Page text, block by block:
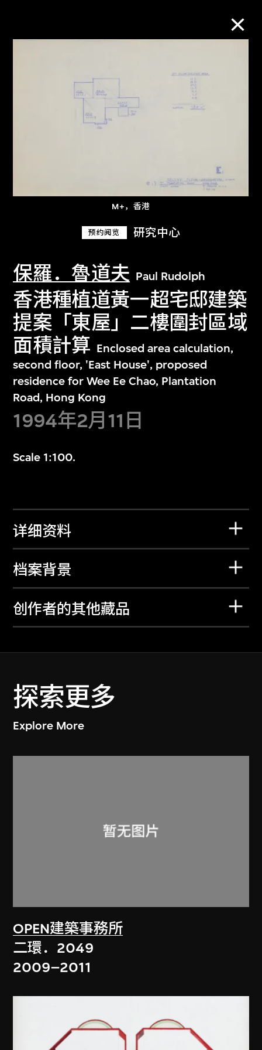
M+，香港
预约阅览 研究中心
保羅．魯道夫 Paul Rudolph
香港種植道黃一超宅邸建築
提案「東屋」二樓圍封區域
面積計算 Enclosed area calculation,
second floor, 'East House', proposed
residence for Wee Ee Chao, Plantation
Road, Hong Kong
1994年2月11日
Scale 1:100.
详细资料
档案背景
创作者的其他藏品
探索更多
Explore More
OPEN建築事務所
二環．2049
2009–2011
进一步筛选
文化藏品。